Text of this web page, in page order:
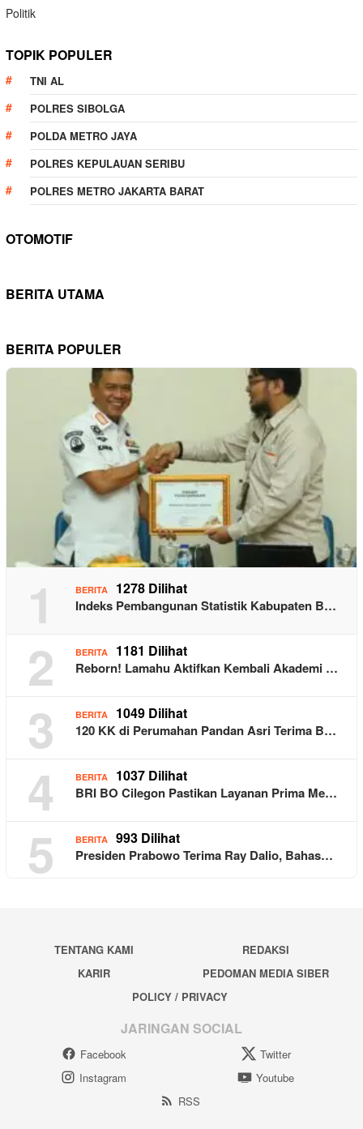
Politik
TOPIK POPULER
TNI AL
POLRES SIBOLGA
POLDA METRO JAYA
POLRES KEPULAUAN SERIBU
POLRES METRO JAKARTA BARAT
OTOMOTIF
BERITA UTAMA
BERITA POPULER
1 BERITA 1278 Dilihat
Indeks Pembangunan Statistik Kabupaten B…
2 BERITA 1181 Dilihat
Reborn! Lamahu Aktifkan Kembali Akademi …
3 BERITA 1049 Dilihat
120 KK di Perumahan Pandan Asri Terima B…
4 BERITA 1037 Dilihat
BRI BO Cilegon Pastikan Layanan Prima Me…
5 BERITA 993 Dilihat
Presiden Prabowo Terima Ray Dalio, Bahas…
TENTANG KAMI
REDAKSI
KARIR
PEDOMAN MEDIA SIBER
POLICY / PRIVACY
JARINGAN SOCIAL
Facebook
Twitter
Instagram
Youtube
RSS